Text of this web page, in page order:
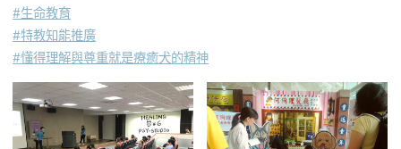
#生命教育
#特教知能推廣
#懂得理解與尊重就是療癒犬的精神